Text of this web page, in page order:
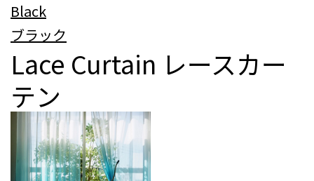
Black
ブラック
Lace Curtain レースカー
テン